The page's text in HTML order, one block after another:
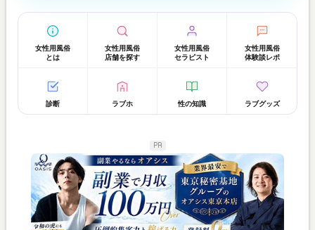
女性用風俗
とは
女性用風俗
店舗を探す
女性用風俗
セラピスト
女性用風俗
体験談レポ
診断 ラブホ 性の知識 ラブグッズ
PR